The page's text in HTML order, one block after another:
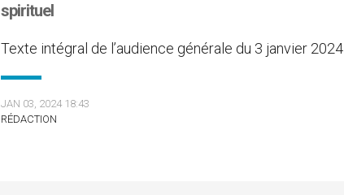
spirituel
Texte intégral de l’audience générale du 3 janvier 2024
JAN 03, 2024 18:43
RÉDACTION